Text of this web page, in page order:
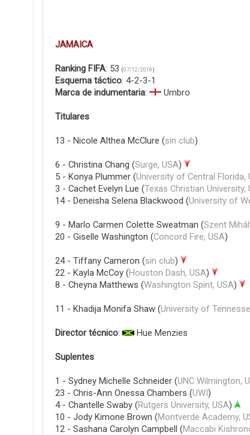
JAMAICA
Ranking FIFA: 53 (07/12/2018 )
Esquema táctico: 4-2-3-1
Marca de indumentaria: Umbro
Titulares
13 - Nicole Althea McClure (sin club)
6 - Christina Chang (Surge, USA)
5 - Konya Plummer (University of Central Florida,
3 - Cachet Evelyn Lue (Texas Christian University,
14 - Deneisha Selena Blackwood (University of
9 - Marlo Carmen Colette Sweatman (Szent
20 - Giselle Washington (Concord Fire, USA)
24 - Tiffany Cameron (sin club)
22 - Kayla McCoy (Houston Dash, USA)
8 - Cheyna Matthews (Washington Spirit, USA)
11 - Khadija Monifa Shaw (University of
Director técnico: Hue Menzies
Suplentes
1 - Sydney Michelle Schneider (UNC Wilmington,
23 - Chris-Ann Onessa Chambers (UWI)
4 - Chantelle Swaby (Rutgers University, USA)
10 - Jody Kimone Brown (Montverde Academy,
12 - Sashana Carolyn Campbell (Maccabi